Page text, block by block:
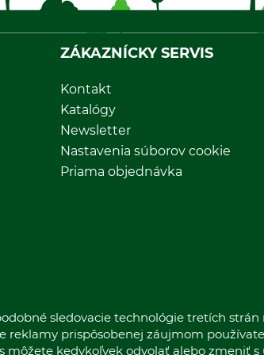
ZÁKAZNÍCKY SERVIS
Kontakt
Katalógy
Newsletter
Nastavenia súborov cookie
Priama objednávka
sledovacie technológie tretích strán
reklamy prispôsobenej záujmom
môžete kedykoľvek odvolať alebo zmeniť